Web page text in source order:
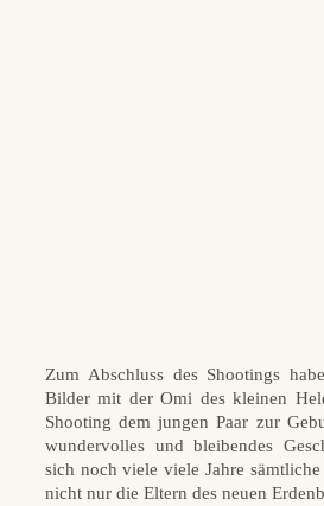
Zum Abschluss des Shootings
Bilder mit der Omi des kleinen
Shooting dem jungen Paar zur
wundervolles und bleibendes
sich noch viele viele Jahre
nicht nur die Eltern des neuen